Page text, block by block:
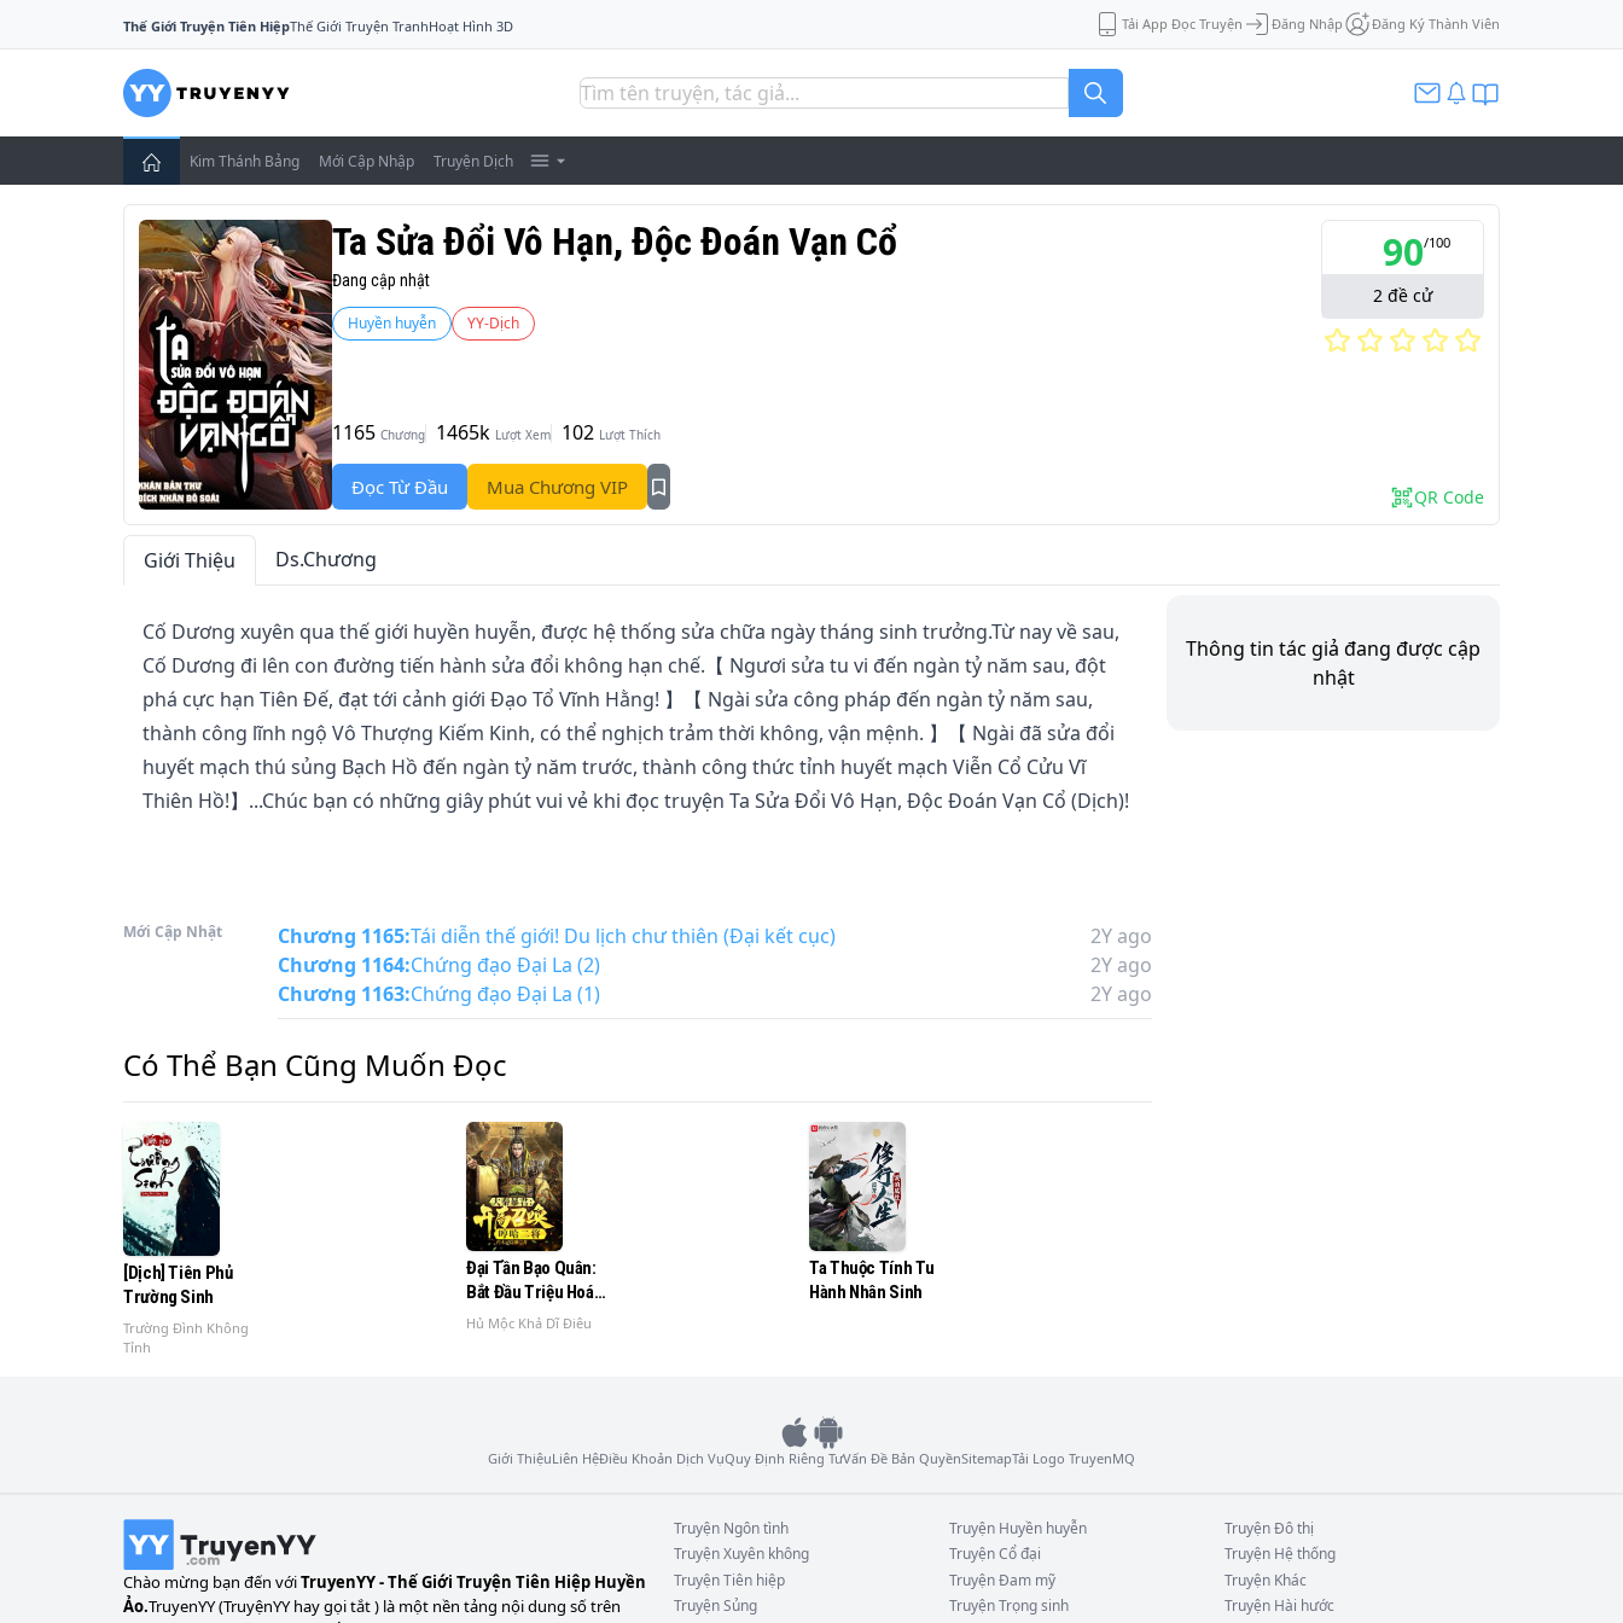
Thế Giới Truyện Tiên HiệpThế Giới Truyện TranhHoạt Hình 3D Tải App Đọc Truyện Đăng Nhập Đăng Ký Thành Viên
Kim Thánh Bảng Mới Cập Nhập Truyện Dịch
Ta Sửa Đổi Vô Hạn, Độc Đoán Vạn Cổ
Đang cập nhật
Huyền huyễn YY-Dịch
1165 Chương 1465k Lượt Xem 102 Lượt Thích
Đọc Từ Đầu Mua Chương VIP
90/100
2 đề cử
QR Code
Giới Thiệu Ds.Chương
Cố Dương xuyên qua thế giới huyền huyễn, được hệ thống sửa chữa ngày tháng sinh trưởng.Từ nay về sau,
Cố Dương đi lên con đường tiến hành sửa đổi không hạn chế.【 Ngươi sửa tu vi đến ngàn tỷ năm sau, đột
phá cực hạn Tiên Đế, đạt tới cảnh giới Đạo Tổ Vĩnh Hằng! 】【 Ngài sửa công pháp đến ngàn tỷ năm sau,
thành công lĩnh ngộ Vô Thượng Kiếm Kinh, có thể nghịch trảm thời không, vận mệnh. 】【 Ngài đã sửa đổi
huyết mạch thú sủng Bạch Hồ đến ngàn tỷ năm trước, thành công thức tỉnh huyết mạch Viễn Cổ Cửu Vĩ
Thiên Hồ!】...Chúc bạn có những giây phút vui vẻ khi đọc truyện Ta Sửa Đổi Vô Hạn, Độc Đoán Vạn Cổ (Dịch)!
Mới Cập Nhật Chương 1165:Tái diễn thế giới! Du lịch chư thiên (Đại kết cục)
2Y ago
Chương 1164:Chứng đạo Đại La (2)
2Y ago
Chương 1163:Chứng đạo Đại La (1) 2Y ago
Có Thể Bạn Cũng Muốn Đọc
[Dịch] Tiên Phủ
Trường Sinh
Trường Đình Không
Tỉnh
Đại Tần Bạo Quân:
Bắt Đầu Triệu Hoán
Ông Hầm Ông Hừ
Hủ Mộc Khả Dĩ Điêu
Ta Thuộc Tính Tu
Hành Nhân Sinh
Thông tin tác giả đang được cập
nhật
Giới ThiệuLiên HệĐiều Khoản Dịch VụQuy Định Riêng TưVấn Đề Bản QuyềnSitemapTải Logo TruyenMQ
Chào mừng bạn đến vớiTruyenYY - Thế Giới Truyện Tiên Hiệp Huyền
Ảo.TruyenYY (TruyệnYY hay gọi tắt ) là một nền tảng nội dung số trên
Truyện Ngôn tình Truyện Huyền huyễn TruyệnĐô thị
TruyệnXuyên không TruyệnCổ đại Truyện Hệ thống
TruyệnTiên hiệp TruyệnĐam mỹ Truyện Khác
TruyệnSủng TruyệnTrọng sinh Truyện Hài hước